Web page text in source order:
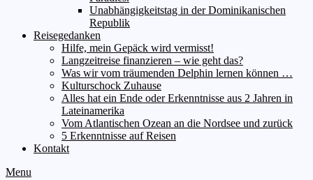
Unabhängigkeitstag in der Dominikanischen
Republik
Reisegedanken
Hilfe, mein Gepäck wird vermisst!
Langzeitreise finanzieren – wie geht das?
Was wir vom träumenden Delphin lernen können …
Kulturschock Zuhause
Alles hat ein Ende oder Erkenntnisse aus 2 Jahren in
Lateinamerika
Vom Atlantischen Ozean an die Nordsee und zurück
5 Erkenntnisse auf Reisen
Kontakt
Menu